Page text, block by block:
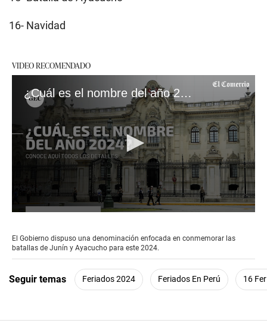
16- Navidad
VIDEO RECOMENDADO
¿Cuál es el nombre del año 2024 en el Perú?
of
2
seconds
El Gobierno dispuso una denominación enfocada en conmemorar las
batallas de Junín y Ayacucho para este 2024.
Seguir temas Feriados 2024 Feriados En Perú 16